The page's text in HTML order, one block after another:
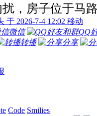
，房子位于马
于 2026-7-4 12:02 移动
微信 QQ
转播 分享
Code Smilies